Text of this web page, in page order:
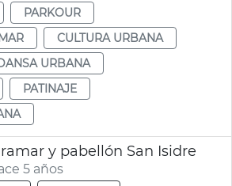
PARKOUR
CULTURA URBANA
URBANA
PATINAJE
y pabellón San Isidre
5 años